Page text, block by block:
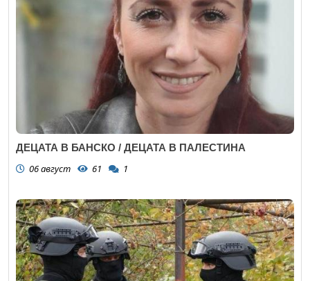
ДЕЦАТА В БАНСКО / ДЕЦАТА В ПАЛЕСТИНА
06 август 61 1